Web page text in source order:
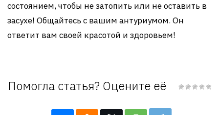
состоянием, чтобы не затопить или не оставить в
засухе! Общайтесь с вашим антуриумом. Он
ответит вам своей красотой и здоровьем!
Помогла статья? Оцените её